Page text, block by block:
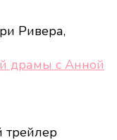
Ривера,
драмы с Анной
трейлер